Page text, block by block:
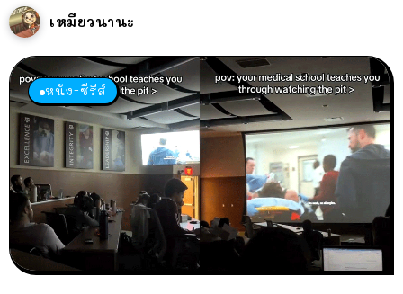
เหมียวนานะ
หนัง-ซีรีส์